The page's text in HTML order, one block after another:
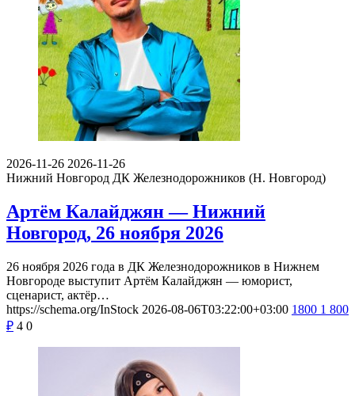
2026-11-26 2026-11-26
Нижний Новгород ДК Железнодорожников (Н. Новгород)
Артём Калайджян — Нижний
Новгород, 26 ноября 2026
26 ноября 2026 года в ДК Железнодорожников в Нижнем
Новгороде выступит Артём Калайджян — юморист,
сценарист, актёр…
https://schema.org/InStock 2026-08-06T03:22:00+03:00 1800 1 800
₽ 4 0